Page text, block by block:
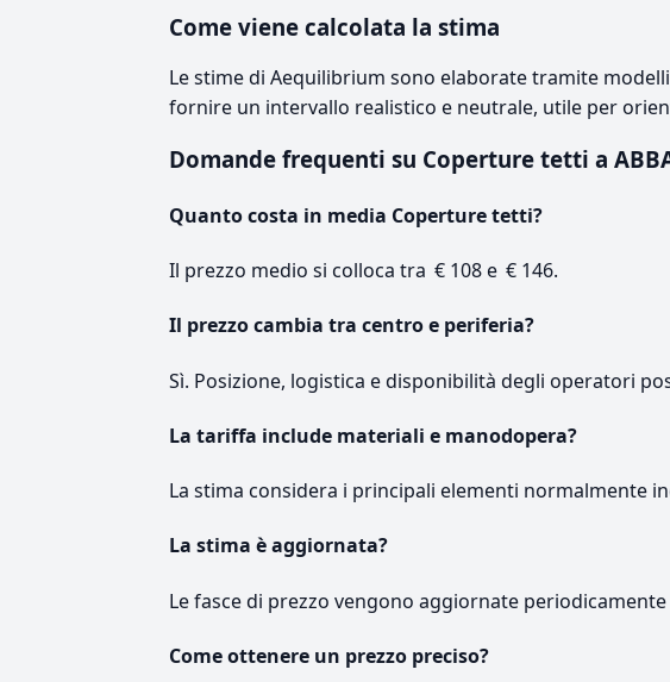
Come viene calcolata la stima
Le stime di Aequilibrium sono elaborate tramite
fornire un intervallo realistico e neutrale, utile per
Domande frequenti su Coperture tetti a
Quanto costa in media Coperture tetti?
Il prezzo medio si colloca tra € 108 e € 146.
Il prezzo cambia tra centro e periferia?
Sì. Posizione, logistica e disponibilità degli operatori
La tariffa include materiali e manodopera?
La stima considera i principali elementi normalmente
La stima è aggiornata?
Le fasce di prezzo vengono aggiornate
Come ottenere un prezzo preciso?